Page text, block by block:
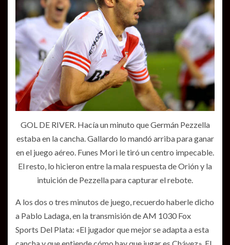
GOL DE RIVER. Hacía un minuto que Germán Pezzella
estaba en la cancha. Gallardo lo mandó arriba para ganar
en el juego aéreo. Funes Mori le tiró un centro impecable.
El resto, lo hicieron entre la mala respuesta de Orión y la
intuición de Pezzella para capturar el rebote.
A los dos o tres minutos de juego, recuerdo haberle dicho
a Pablo Ladaga, en la transmisión de AM 1030 Fox
Sports Del Plata: «El jugador que mejor se adapta a esta